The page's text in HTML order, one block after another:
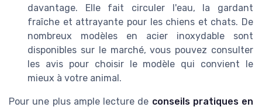
davantage. Elle fait circuler l'eau, la gardant
fraîche et attrayante pour les chiens et chats. De
nombreux modèles en acier inoxydable sont
disponibles sur le marché, vous pouvez consulter
les avis pour choisir le modèle qui convient le
mieux à votre animal.
Pour une plus ample lecture de conseils pratiques en